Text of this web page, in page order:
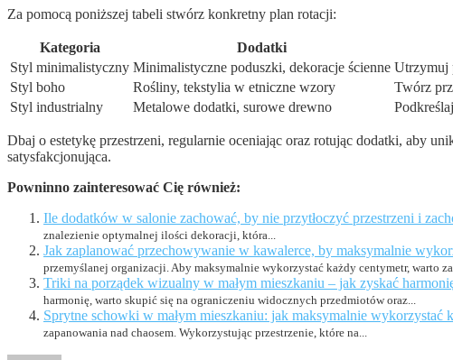
Za pomocą poniższej tabeli stwórz konkretny plan rotacji:
Kategoria Dodatki
Styl minimalistyczny Minimalistyczne poduszki, dekoracje ścienne Utrzymuj
Styl boho
Rośliny, tekstylia w etniczne wzory
Twórz
Styl industrialny
Metalowe dodatki, surowe drewno
Dbaj o estetykę przestrzeni, regularnie oceniając oraz rotując dodatki, aby
satysfakcjonująca.
Powninno zainteresować Cię również:
Ile dodatków w salonie zachować, by nie przytłoczyć przestrzeni i
znalezienie optymalnej ilości dekoracji, która...
Jak zaplanować przechowywanie w kawalerce, by maksymalnie
przemyślanej organizacji. Aby maksymalnie wykorzystać każdy centymetr, warto
Triki na porządek wizualny w małym mieszkaniu – jak zyskać
harmonię, warto skupić się na ograniczeniu widocznych przedmiotów oraz...
Sprytne schowki w małym mieszkaniu: jak maksymalnie wykorzystać
zapanowania nad chaosem. Wykorzystując przestrzenie, które na...